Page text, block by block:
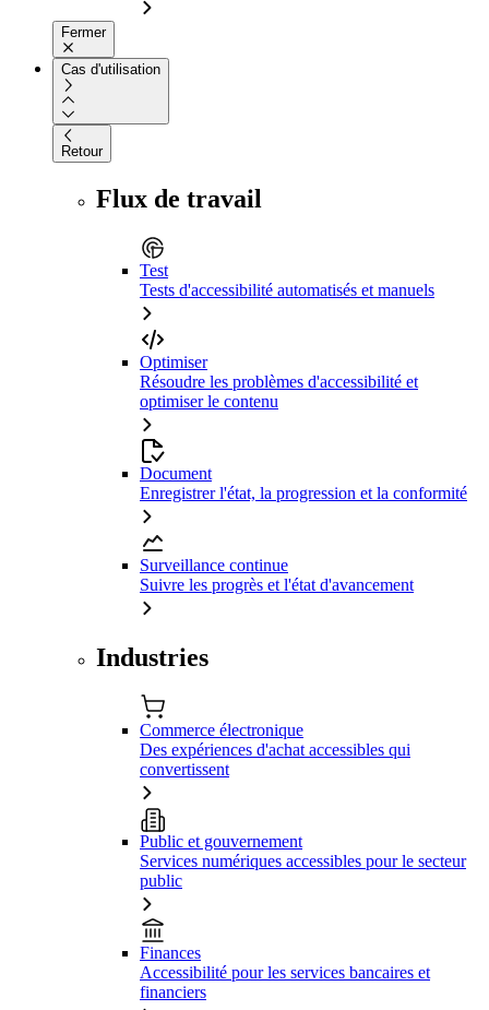
Fermer
Cas d'utilisation
Retour
Flux de travail
Test
Tests d'accessibilité automatisés et manuels
Optimiser
Résoudre les problèmes d'accessibilité et
optimiser le contenu
Document
Enregistrer l'état, la progression et la conformité
Surveillance continue
Suivre les progrès et l'état d'avancement
Industries
Commerce électronique
Des expériences d'achat accessibles qui
convertissent
Public et gouvernement
Services numériques accessibles pour le secteur
public
Finances
Accessibilité pour les services bancaires et
financiers